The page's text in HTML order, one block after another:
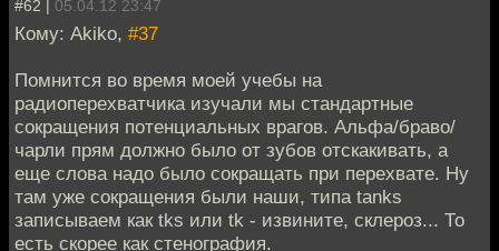
#62 | 05.04.12 23:47
Кому: Akiko, #37
Помнится во время моей учебы на
радиоперехватчика изучали мы стандартные
сокращения потенциальных врагов. Альфа/браво/
чарли прям должно было от зубов отскакивать, а
еще слова надо было сокращать при перехвате. Ну
там уже сокращения были наши, типа tanks
записываем как tks или tk - извините, склероз... То
есть скорее как стенография.